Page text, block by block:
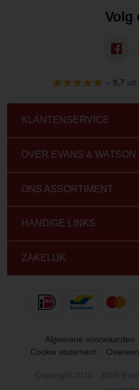
Volg
– 9,7 uit
KLANTENSERVICE
OVER EVANS & WATSON
ONS ASSORTIMENT
HANDIGE LINKS
ZAKELIJK
Algemene voorwaarden
Cookie statement